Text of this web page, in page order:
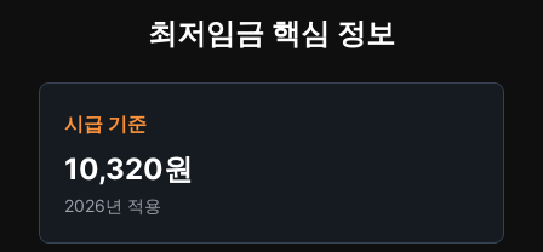
최저임금 핵심 정보
시급 기준
10,320원
2026년 적용